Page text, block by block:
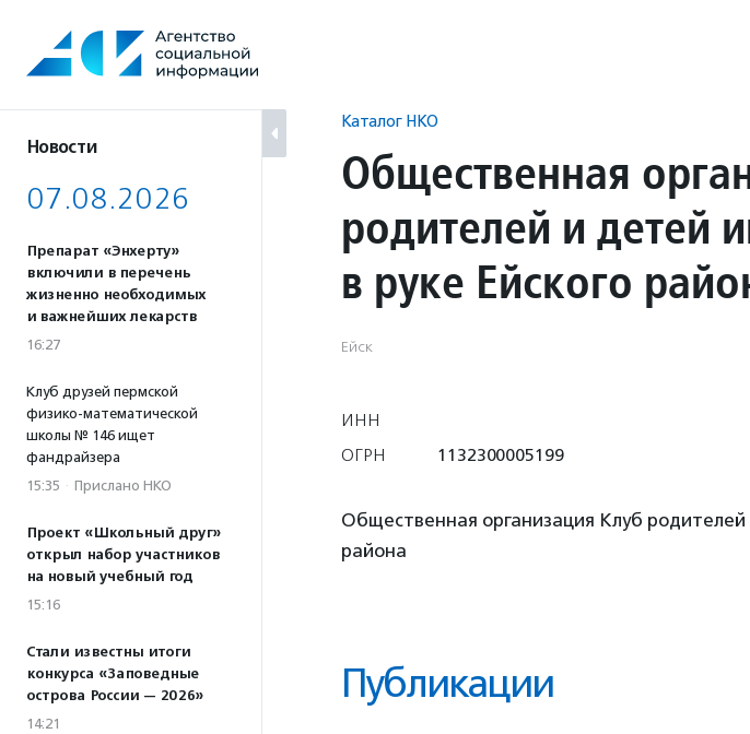
содержанию
Новости
07.08.2026
Препарат «Энхерту»
включили в перечень
жизненно необходимых
и важнейших лекарств
16:27
Клуб друзей пермской
физико-математической
школы № 146 ищет
фандрайзера
15:35 · Прислано НКО
Проект «Школьный друг»
открыл набор участников
на новый учебный год
15:16
Стали известны итоги
конкурса «Заповедные
острова России — 2026»
14:21
Каталог НКО
Общественная
родителей и детей
в руке Ейского
Ейск
ИНН
ОГРН
1132300005199
Общественная организация Клуб родителей
района
Публикации